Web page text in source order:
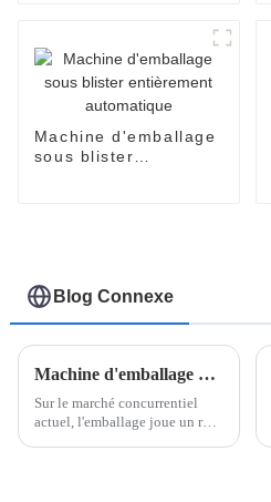
Machine d'emballage
sous blister
Blog Connexe
Machine d'emballage de doses unitaires à ouverture d'une seule main
Sur le marché concurrentiel
actuel, l'emballage joue un rôle